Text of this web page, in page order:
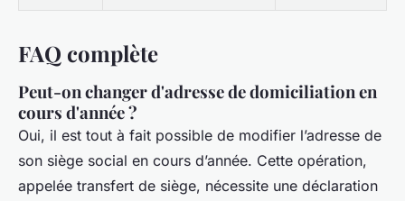
FAQ complète
Peut-on changer d'adresse de domiciliation en
cours d'année ?
Oui, il est tout à fait possible de modifier l’adresse de
son siège social en cours d’année. Cette opération,
appelée transfert de siège, nécessite une déclaration